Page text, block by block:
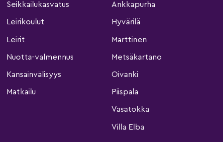
Seikkailukasvatus
Leirikoulut
Leirit
Nuotta-valmennus
Kansainvälisyys
Matkailu
Ankkapurha
Hyvärilä
Marttinen
Metsäkartano
Oivanki
Piispala
Vasatokka
Villa Elba